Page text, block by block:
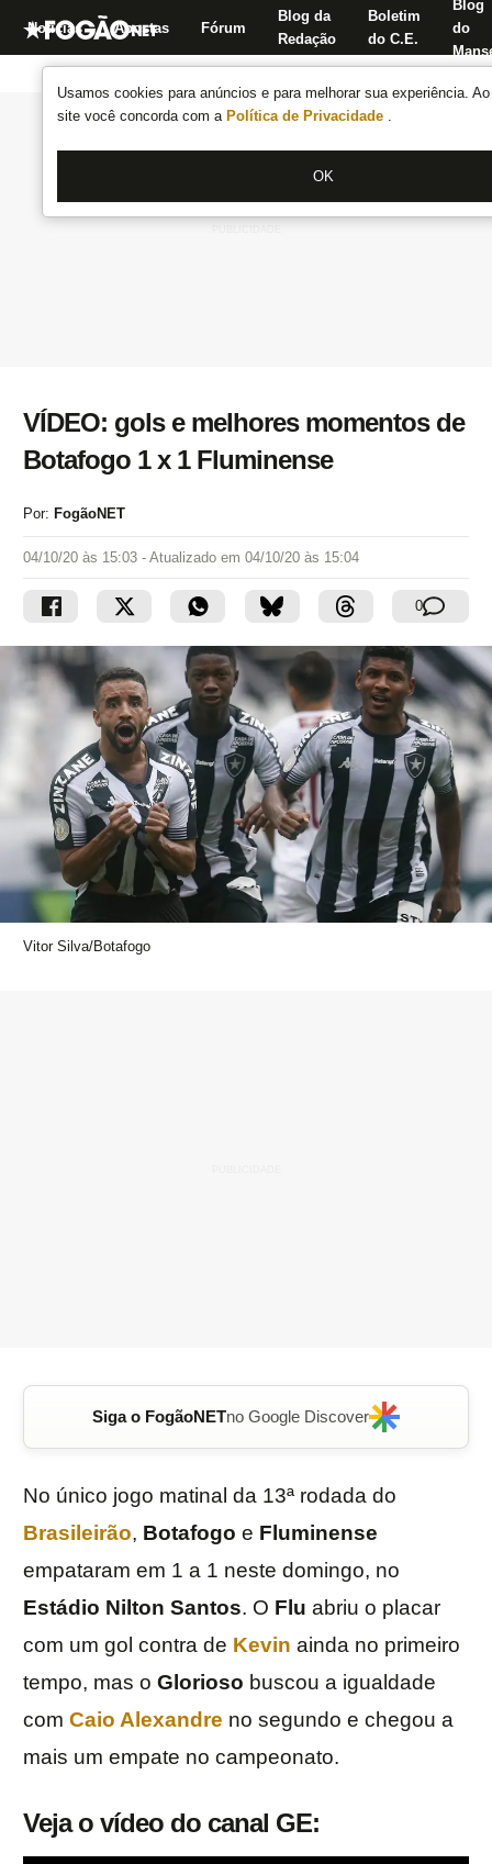
Usamos cookies para anúncios e para melhorar sua experiência.
site você concorda com a Política de Privacidade .
OK
Notícias Apostas Fórum
Blog da
Redação
Boletim
do C.E.
Blog
do
VÍDEO: gols e melhores momentos de
Botafogo 1 x 1 Fluminense
Por: FogãoNET
04/10/20 às 15:03 - Atualizado em 04/10/20 às 15:04
0
Vitor Silva/Botafogo
Siga o FogãoNETno Google Discover
No único jogo matinal da 13ª rodada do
Brasileirão, Botafogo e Fluminense
empataram em 1 a 1 neste domingo, no
Estádio Nilton Santos. O Flu abriu o placar
com um gol contra de Kevin ainda no primeiro
tempo, mas o Glorioso buscou a igualdade
com Caio Alexandre no segundo e chegou a
mais um empate no campeonato.
Veja o vídeo do canal GE: